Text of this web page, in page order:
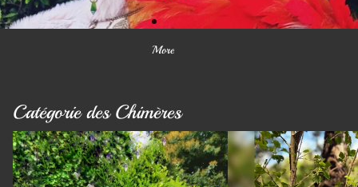
More
Catégorie des Chimères
Les Gardiennes Les Veilleuses